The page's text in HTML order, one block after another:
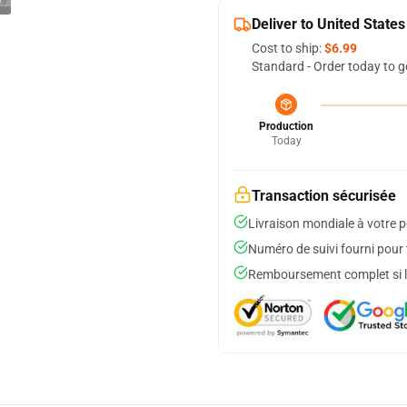
Deliver to United States
Cost to ship:$6.99
Standard - Order today to
Production
Today
Transaction sécurisée
Livraison mondiale à votre
Numéro de suivi fourni pour
Remboursement complet si